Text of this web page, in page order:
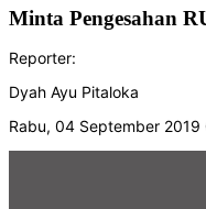
Minta Pengesahan
Reporter:
Dyah Ayu Pitaloka
Rabu, 04 September 2019